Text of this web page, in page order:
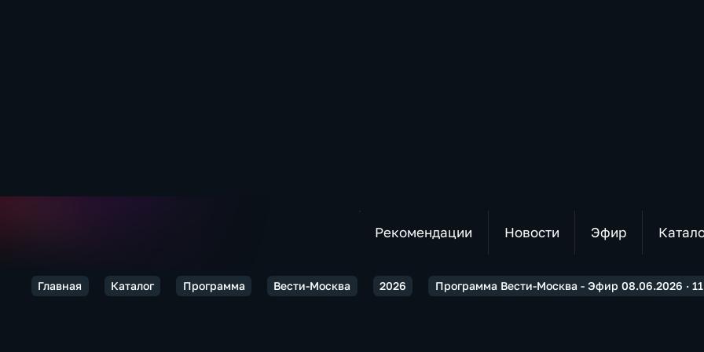
Рекомендации Новости Эфир
Главная Каталог Программа Вести-Москва 2026 Программа Вести-Москва - Эфир 08.06.2026 ·